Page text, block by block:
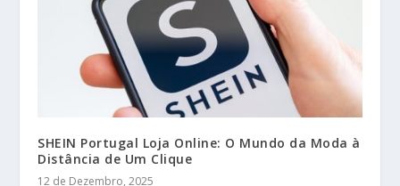
SHEIN Portugal Loja Online: O Mundo da Moda à
Distância de Um Clique
12 de Dezembro, 2025